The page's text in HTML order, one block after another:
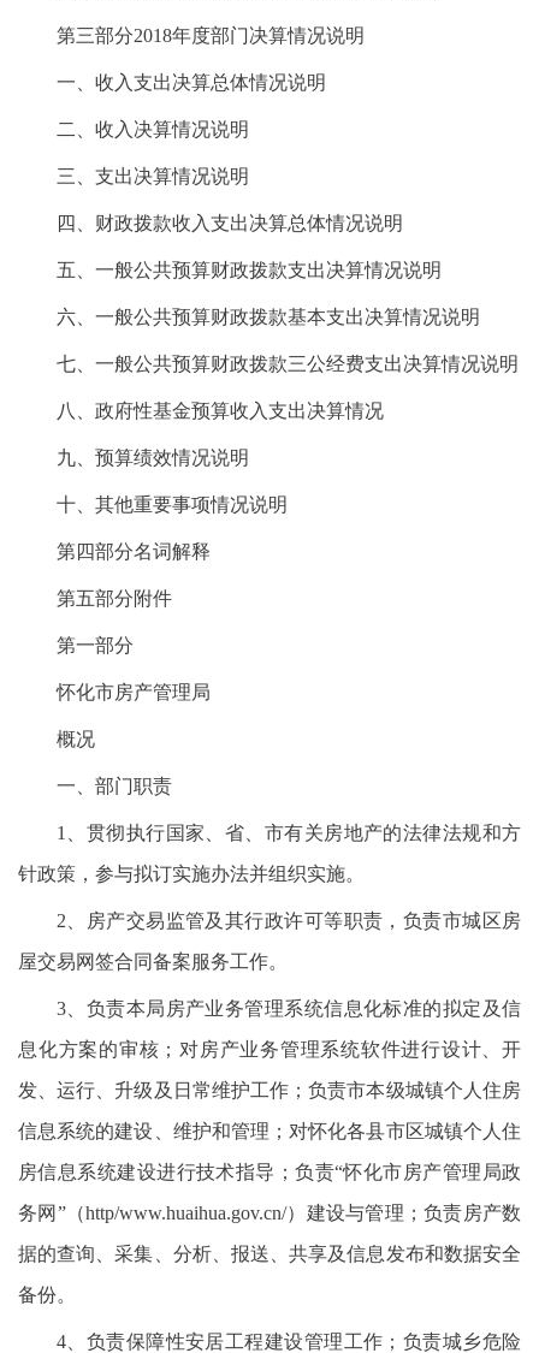
第三部分2018年度部门决算情况说明
一、收入支出决算总体情况说明
二、收入决算情况说明
三、支出决算情况说明
四、财政拨款收入支出决算总体情况说明
五、一般公共预算财政拨款支出决算情况说明
六、一般公共预算财政拨款基本支出决算情况说明
七、一般公共预算财政拨款三公经费支出决算情况说明
八、政府性基金预算收入支出决算情况
九、预算绩效情况说明
十、其他重要事项情况说明
第四部分名词解释
第五部分附件
第一部分
怀化市房产管理局
概况
一、部门职责
1、贯彻执行国家、省、市有关房地产的法律法规和方
针政策，参与拟订实施办法并组织实施。
2、房产交易监管及其行政许可等职责，负责市城区房
屋交易网签合同备案服务工作。
3、负责本局房产业务管理系统信息化标准的拟定及信
息化方案的审核；对房产业务管理系统软件进行设计、开
发、运行、升级及日常维护工作；负责市本级城镇个人住房
信息系统的建设、维护和管理；对怀化各县市区城镇个人住
房信息系统建设进行技术指导；负责“怀化市房产管理局政
务网”（http/www.huaihua.gov.cn/）建设与管理；负责房产数
据的查询、采集、分析、报送、共享及信息发布和数据安全
备份。
4、负责保障性安居工程建设管理工作；负责城乡危险